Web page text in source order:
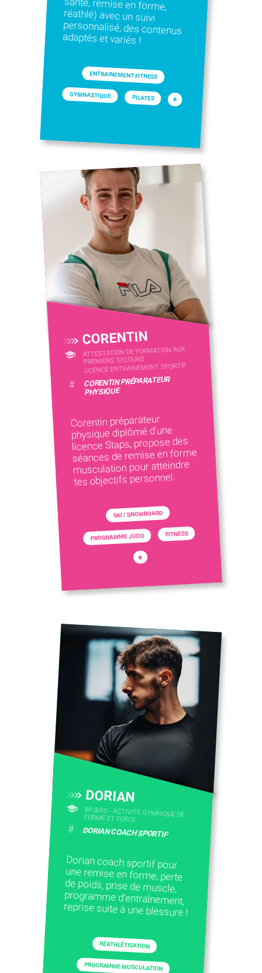
adaptés et variés !
ENTRAINEMENT FITNESS
GYMNASTIQUE PILATES +
CORENTIN
ATTESTATION DE FORMATION AUX
PREMIERS SECOURS
LICENCE ENTRAINEMENT SPORTIF
# CORENTIN PRÉPARATEUR
PHYSIQUE
Corentin préparateur
physique diplômé d'une
licence Staps, propose des
séances de remise en forme
musculation pour atteindre
tes objectifs personnel.
SKI / SNOWBOARD
PROGRAMME JUDO FITNESS
+
DORIAN
BPJEPS - ACTIVITÉ GYMNIQUE DE
FORME ET FORCE
# DORIAN COACH SPORTIF
Dorian coach sportif pour
une remise en forme, perte
de poids, prise de muscle,
programme d’entraînement,
reprise suite à une blessure !
RÉATHLÉTISATION
PROGRAMME MUSCULATION